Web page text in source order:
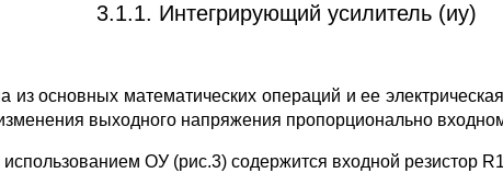
3.1.1. Интегрирующий усилитель (иу)
из основных математических операций и ее
выходного напряжения пропорционально
ОУ (рис.3) содержится входной резистор